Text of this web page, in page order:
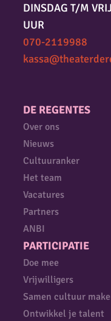
DE REGENTES
Over ons
Nieuws
Cultuuranker
Het team
Vacatures
Partners
ANBI
PARTICIPATIE
Doe mee
Vrijwilligers
Samen cultuur
Ontwikkel je talent
DINSDAG T/M
UUR
070-2119988